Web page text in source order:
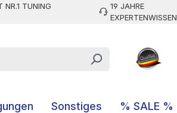
NR.1 TUNING
19 JAHRE
EXPERTENWISSEN
Sonstiges % SALE %